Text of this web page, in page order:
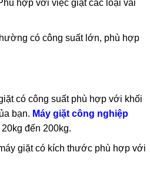
hợp với việc giặt các loại vải
có công suất lớn, phù hợp
có công suất phù hợp với khối
bạn. Máy giặt công nghiệp
đến 200kg.
giặt có kích thước phù hợp với